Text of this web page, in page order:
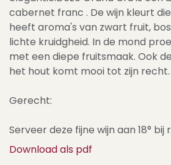
cabernet franc . De wijn kleurt
heeft aroma's van zwart fruit,
lichte kruidgheid. In de mond
met een diepe fruitsmaak. Ook
het hout komt mooi tot zijn recht.
Gerecht:
Serveer deze fijne wijn aan 18° bij
Download als pdf